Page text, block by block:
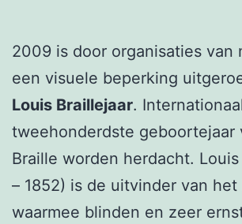
2009 is door organisaties van
een visuele beperking
Louis Braillejaar.
tweehonderdste geboortejaar
Braille worden herdacht.
– 1852) is de uitvinder van
waarmee blinden en zeer